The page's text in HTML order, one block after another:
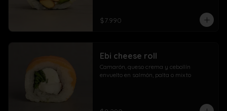
$7.990
Ebi cheese roll
Camarón, queso crema y cebollín
envuelto en salmón, palta o mixto